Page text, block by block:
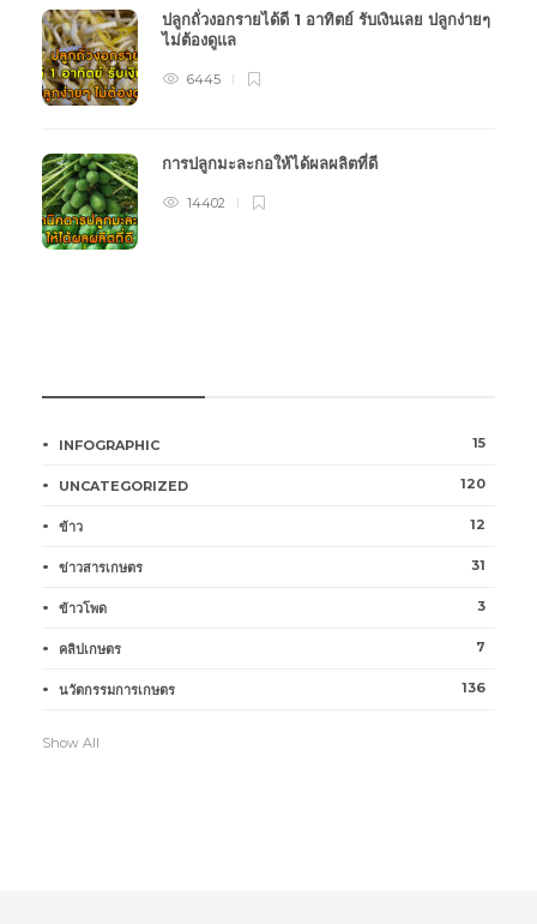
ปลูกถั่วงอกรายได้ดี 1 อาทิตย์ รับเงินเลย ปลูกง่ายๆ
ไม่ต้องดูแล
6445
การปลูกมะละกอให้ได้ผลผลิตที่ดี
14402
INFOGRAPHIC 15
UNCATEGORIZED 120
ข้าว 12
ข่าวสารเกษตร 31
ข้าวโพด 3
คลิปเกษตร 7
นวัตกรรมการเกษตร 136
Show All